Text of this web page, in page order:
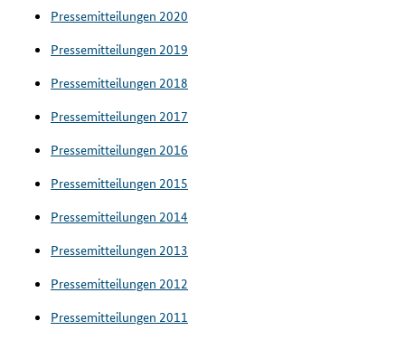
Pressemitteilungen 2020
Pressemitteilungen 2019
Pressemitteilungen 2018
Pressemitteilungen 2017
Pressemitteilungen 2016
Pressemitteilungen 2015
Pressemitteilungen 2014
Pressemitteilungen 2013
Pressemitteilungen 2012
Pressemitteilungen 2011